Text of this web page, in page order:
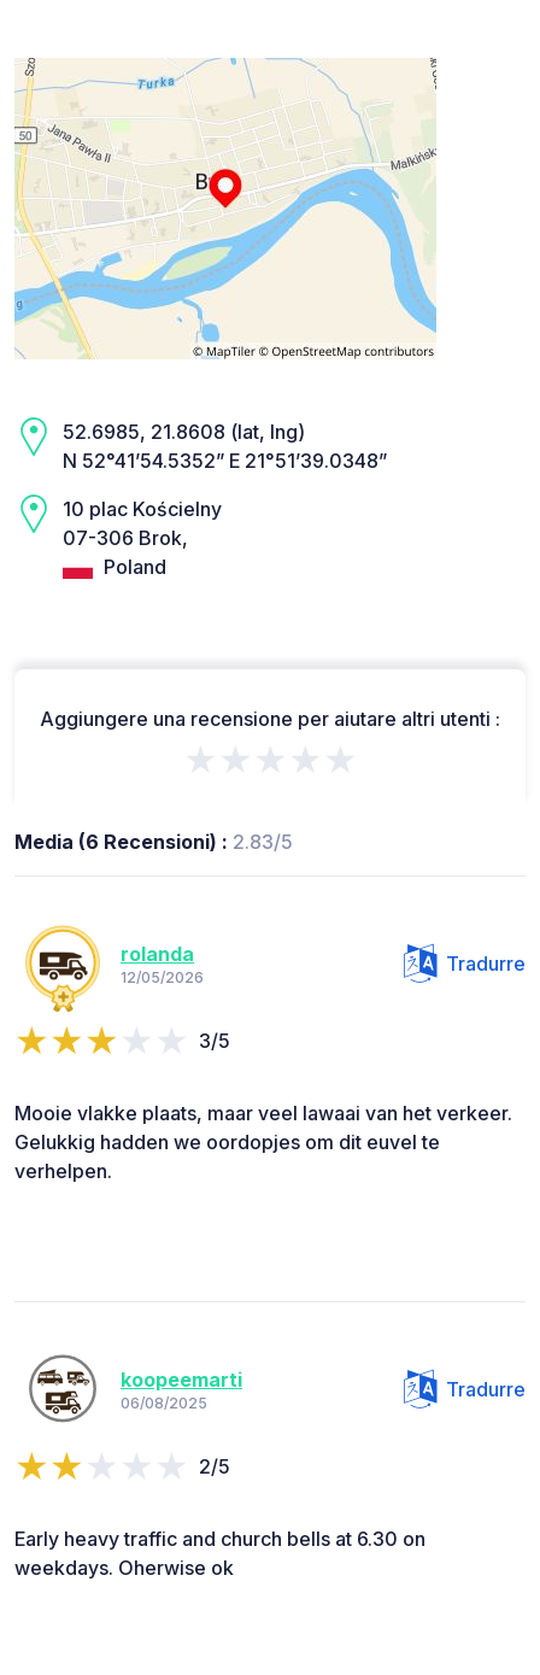
52.6985, 21.8608 (lat, lng)
N 52°41’54.5352” E 21°51’39.0348”
10 plac Kościelny
07-306 Brok,
Poland
Aggiungere una recensione per aiutare altri utenti :
★★★★★
Media (6 Recensioni) : 2.83/5
rolanda
12/05/2026
Tradurre
3/5
Mooie vlakke plaats, maar veel lawaai van het verkeer.
Gelukkig hadden we oordopjes om dit euvel te
verhelpen.
koopeemarti
06/08/2025
Tradurre
2/5
Early heavy traffic and church bells at 6.30 on
weekdays. Oherwise ok